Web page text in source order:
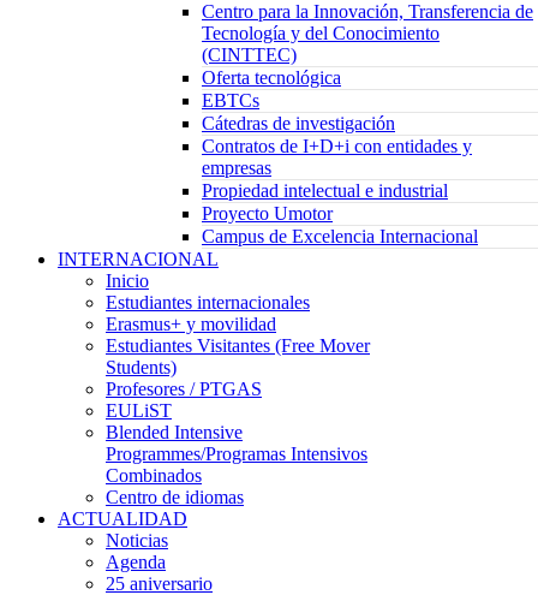
Centro para la Innovación, Transferencia de
Tecnología y del Conocimiento
(CINTTEC)
Oferta tecnológica
EBTCs
Cátedras de investigación
Contratos de I+D+i con entidades y
empresas
Propiedad intelectual e industrial
Proyecto Umotor
Campus de Excelencia Internacional
INTERNACIONAL
Inicio
Estudiantes internacionales
Erasmus+ y movilidad
Estudiantes Visitantes (Free Mover
Students)
Profesores / PTGAS
EULiST
Blended Intensive
Programmes/Programas Intensivos
Combinados
Centro de idiomas
ACTUALIDAD
Noticias
Agenda
25 aniversario